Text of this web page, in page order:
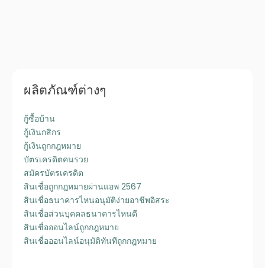
ผลิตภัณฑ์ต่างๆ
กู้ซื้อบ้าน
กู้เงินกสิกร
กู้เงินถูกกฎหมาย
บัตรเครดิตคนรวย
สมัครบัตรเครดิต
สินเชื่อถูกกฎหมายผ่านแอพ 2567
สินเชื่อธนาคารไหนอนุมัติง่ายอาชีพอิสระ
สินเชื่อส่วนบุคคลธนาคารไหนดี
สินเชื่อออนไลน์ถูกกฎหมาย
สินเชื่อออนไลน์อนุมัติทันทีถูกกฎหมาย